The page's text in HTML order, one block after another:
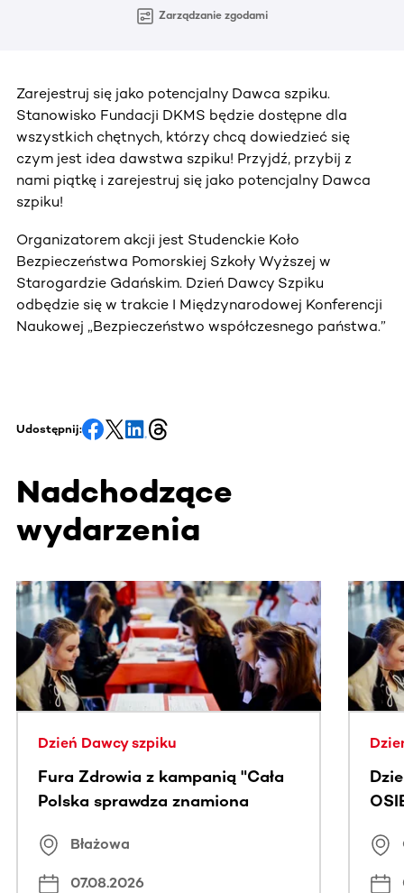
Zarządzanie zgodami
Zarejestruj się jako potencjalny Dawca szpiku.
Stanowisko Fundacji DKMS będzie dostępne dla
wszystkich chętnych, którzy chcą dowiedzieć się
czym jest idea dawstwa szpiku! Przyjdź, przybij z
nami piątkę i zarejestruj się jako potencjalny Dawca
szpiku!
Organizatorem akcji jest Studenckie Koło
Bezpieczeństwa Pomorskiej Szkoły Wyższej w
Starogardzie Gdańskim. Dzień Dawcy Szpiku
odbędzie się w trakcie I Międzynarodowej Konferencji
Naukowej „Bezpieczeństwo współczesnego państwa.”
Udostępnij:
Nadchodzące
wydarzenia
Ta sekcja zawiera treści przewijane w poziomie. Użyj
Dzień Dawcy szpiku
Fura Zdrowia z kampanią "Cała
Polska sprawdza znamiona
Błażowa
07.08.2026